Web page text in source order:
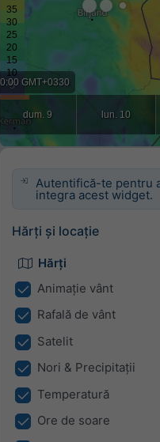
Autentifică-te pentru
integra acest widget.
Hărți și locație
Hărți
Animație vânt
Rafală de vânt
Satelit
Nori & Precipitații
Temperatură
Ore de soare